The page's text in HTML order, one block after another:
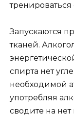
Запускаются
тканей.
спирта нет
необходимой
употребляя
сводите на